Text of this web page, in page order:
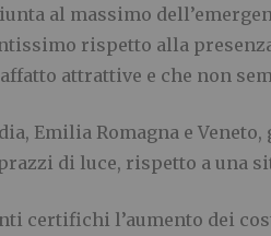
al massimo
rispetto alla
attrattive e che non
Emilia Romagna e
di luce, rispetto a una
certifichi l’aumento dei